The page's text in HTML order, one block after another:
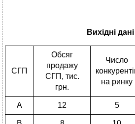
Вихідні дані
СГП
Обсяг
продажу
СГП, тис.
грн.
Число
на ринку
А 12 5